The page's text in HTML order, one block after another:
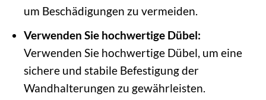
um Beschädigungen zu vermeiden.
Verwenden Sie hochwertige Dübel:
Verwenden Sie hochwertige Dübel, um eine
sichere und stabile Befestigung der
Wandhalterungen zu gewährleisten.